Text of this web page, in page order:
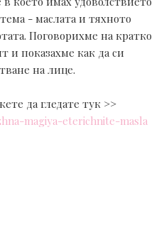
- маслата и тяхното
Поговорихме на кратко
и показахме как да си
на лице.
да гледате тук >>
magiya-eterichnite-masla